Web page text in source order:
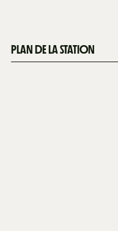
PLAN DE LA STATION